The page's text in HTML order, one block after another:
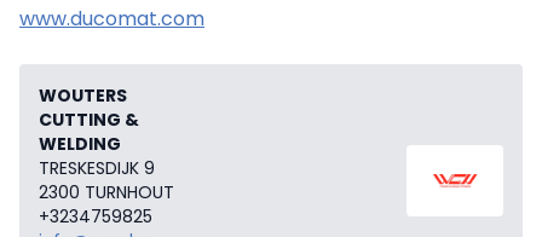
www.ducomat.com
WOUTERS
CUTTING &
WELDING
TRESKESDIJK 9
2300 TURNHOUT
+3234759825